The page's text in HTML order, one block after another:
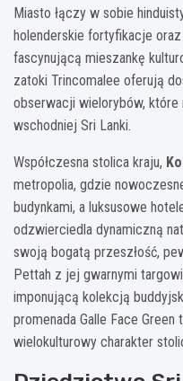
Miasto łączy w sobie
holenderskie fortyfikacje
fascynującą mieszankę
zatoki Trincomalee oferują
obserwacji wielorybów,
wschodniej Sri Lanki.
Współczesna stolica kraju,
metropolia, gdzie
budynkami, a luksusowe
odzwierciedla dynamiczną
swoją bogatą przeszłość,
Pettah z jej gwarnymi
imponującą kolekcją
promenada Galle Face
wielokulturowy charakter